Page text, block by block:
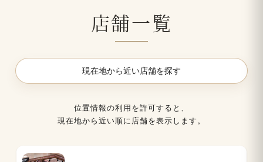
店舗一覧
現在地から近い店舗を探す
位置情報の利用を許可すると、
現在地から近い順に店舗を表示します。